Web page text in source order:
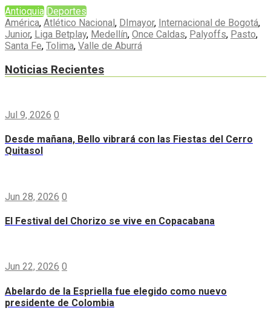
Antioquia Deportes
América, Atlético Nacional, DImayor, Internacional de Bogotá,
Junior, Liga Betplay, Medellín, Once Caldas, Palyoffs, Pasto,
Santa Fe, Tolima, Valle de Aburrá
Noticias Recientes
Jul 9, 2026 0
Desde mañana, Bello vibrará con las Fiestas del Cerro
Quitasol
Jun 28, 2026 0
El Festival del Chorizo se vive en Copacabana
Jun 22, 2026 0
Abelardo de la Espriella fue elegido como nuevo
presidente de Colombia